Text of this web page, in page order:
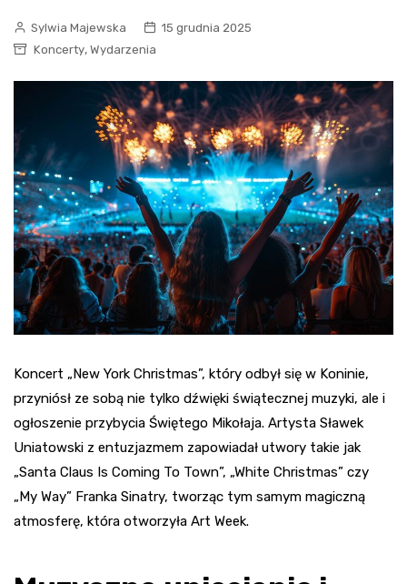
Sylwia Majewska
15 grudnia 2025
Koncerty, Wydarzenia
Koncert „New York Christmas”, który odbył się w Koninie,
przyniósł ze sobą nie tylko dźwięki świątecznej muzyki, ale i
ogłoszenie przybycia Świętego Mikołaja. Artysta Sławek
Uniatowski z entuzjazmem zapowiadał utwory takie jak
„Santa Claus Is Coming To Town”, „White Christmas” czy
„My Way” Franka Sinatry, tworząc tym samym magiczną
atmosferę, która otworzyła Art Week.